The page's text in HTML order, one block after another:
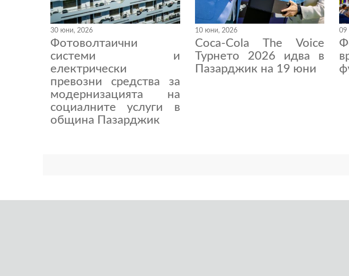
30 юни, 2026
Фотоволтаични
системи и
електрически
превозни средства за
модернизацията на
социалните услуги в
община Пазарджик
10 юни, 2026
Coca-Cola The Voice
Турнето 2026 идва в
Пазарджик на 19 юни
09